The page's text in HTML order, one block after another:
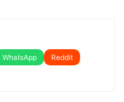
WhatsApp
Reddit